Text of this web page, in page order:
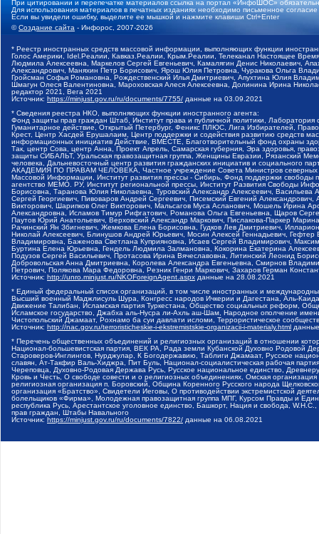
При цитировании и перепечатке материалов ссылка на портал «ИнфоШОС»
Для использования материалов в печатных изданиях необходимо письменное
Если вы увидели ошибку, выделите ее мышкой и нажмите клавиши Ctrl+Enter
©Создание сайта - Инфорос, 2007-2026
* Реестр иностранных средств массовой информации, выполняющих функции
Голос Америки, Idel.Реалии, Кавказ.Реалии, Крым.Реалии, Телеканал Настоящее
Людмила Алексеевна, Маркелов Сергей Евгеньевич, Камалягин Денис Николаевич,
Александрович, Маняхин Петр Борисович, Ярош Юлия Петровна, Чуракова Ольга
Гройсман Софья Романовна, Рождественский Илья Дмитриевич, Апухтина Юлия
Шмагун Олеся Валентиновна, Мароховская Алеся Алексеевна, Долинина Ирина
редактор 2021, Вега 2021
Источник: https://minjust.gov.ru/ru/documents/7755/ данные на 03.09.2021
* Сведения реестра НКО, выполняющих функции иностранного агента:
Фонд защиты прав граждан Штаб, Институт права и публичной политики,
Гуманитарное действие, Открытый Петербург, Феникс ПЛЮС, Лига Избирателей,
Крест, Центр Хасдей Ерушалаим, Центр поддержки и содействия развитию средств
информационных инициатив Действие, ВМЕСТЕ, Благотворительный фонд охраны
Так, центр Сова, центр Анна, Проект Апрель, Самарская губерния, Эра здоровья,
защиты СИБАЛЬТ, Уральская правозащитная группа, Женщины Евразии, Рязанский
человека, Дальневосточный центр развития гражданских инициатив и социального
АКАДЕМИЯ ПО ПРАВАМ ЧЕЛОВЕКА, Частное учреждение Совета Министров северных
Массовой Информации, Институт развития прессы - Сибирь, Фонд поддержки
агентство МЕМО. РУ, Институт региональной прессы, Институт Развития Свободы
Борисовна, Таранова Юлия Николаевна, Туровский Александр Алексеевич,
Сергей Георгиевич, Пивоваров Андрей Сергеевич, Писемский Евгений
Викторович, Шарипков Олег Викторович, Мальсагов Муса Асланович, Мошель Ирина
Александровна, Исламов Тимур Рифгатович, Романова Ольга Евгеньевна, Щаров
Паутов Юрий Анатольевич, Верховский Александр Маркович, Пислакова-Паркер
Рачинский Ян Збигневич, Жемкова Елена Борисовна, Гудков Лев Дмитриевич,
Николай Алексеевич, Блинушов Андрей Юрьевич, Мосин Алексей Геннадьевич,
Владимировна, Баженова Светлана Куприяновна, Исаев Сергей Владимирович,
Буртина Елена Юрьевна, Гендель Людмила Залмановна, Кокорина Екатерина
Подузов Сергей Васильевич, Протасова Ирина Вячеславовна, Литинский Леонид
Добровольская Анна Дмитриевна, Королева Александра Евгеньевна, Смирнов
Петрович, Полякова Мара Федоровна, Резник Генри Маркович, Захаров Герман
Источник: http://unro.minjust.ru/NKOForeignAgent.aspx данные на 28.08.2021
* Единый федеральный список организаций, в том числе иностранных и
Высший военный Маджлисуль Шура, Конгресс народов Ичкерии и Дагестана, Аль-
Движение Талибан, Исламская партия Туркестана, Общество социальных реформ,
Исламское государство, Джабха аль-Нусра ли-Ахль аш-Шам, Народное ополчение
Чистопольский Джамаат, Рохнамо ба суи давлати исломи, Террористическое
Источник: http://nac.gov.ru/terroristicheskie-i-ekstremistskie-organizacii-i-materialy.html
* Перечень общественных объединений и религиозных организаций в отношении
Национал-большевистская партия, ВЕК РА, Рада земли Кубанской Духовно Родовой
Староверов-Инглингов, Нурджулар, К Богодержавию, Таблиги Джамаат, Русское
славян, Ат-Такфир Валь-Хиджра, Пит Буль, Национал-социалистическая рабочая
Череповца, Духовно-Родовая Держава Русь, Русское национальное единство,
Кровь и Честь, О свободе совести и о религиозных объединениях, Омская
религиозная организация п. Боровский, Община Коренного Русского народа
организация «Братство», Свидетели Иеговы, О противодействии экстремистской
болельщиков «Фирма», Молодежная правозащитная группа МПГ, Курсом Правды и
республика Русь, Арестантское уголовное единство, Башкорт, Нация и свобода,
прав граждан, Штабы Навального
Источник: https://minjust.gov.ru/ru/documents/7822/ данные на 06.08.2021